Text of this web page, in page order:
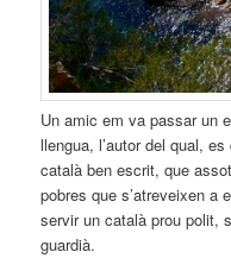
Un amic em va passar un
llengua, l’autor del qual,
català ben escrit, que
pobres que s’atreveixen a
servir un català prou polit,
guardià.